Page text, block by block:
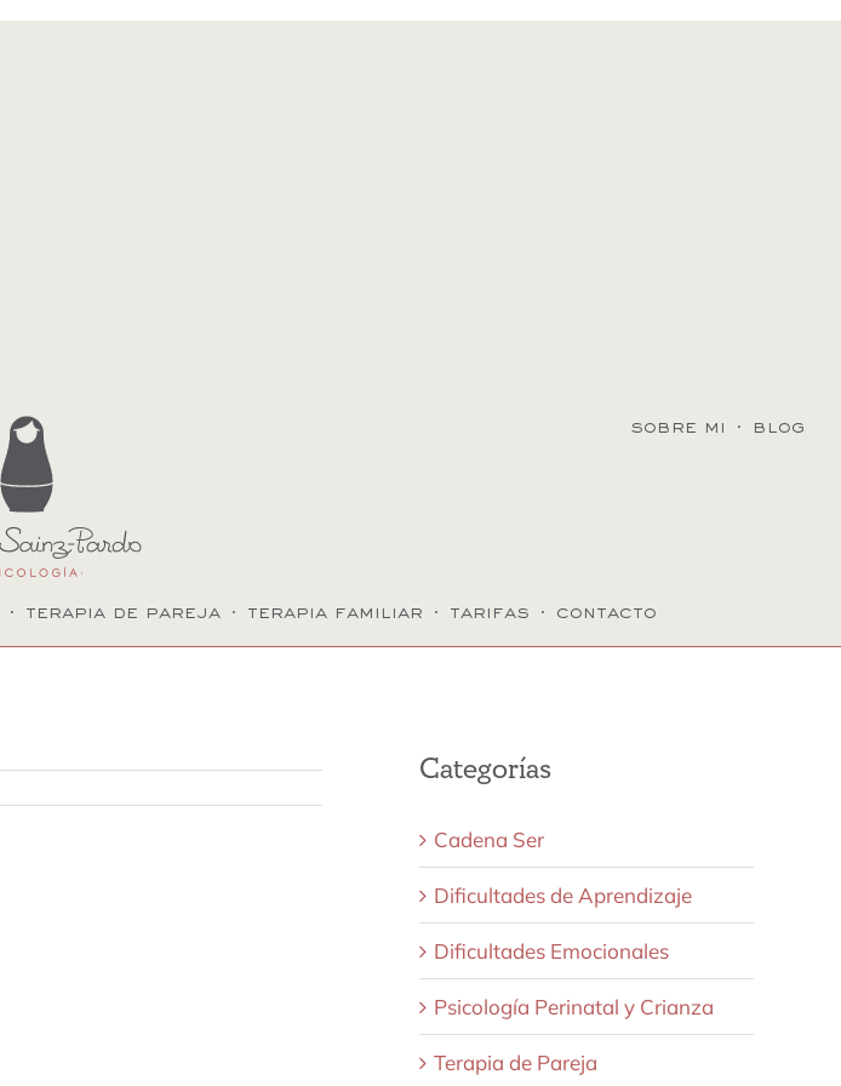
sobre mi · blog
· terapia de pareja · terapia familiar · tarifas · contacto
Categorías
Cadena Ser
Dificultades de Aprendizaje
Dificultades Emocionales
Psicología Perinatal y Crianza
Terapia de Pareja